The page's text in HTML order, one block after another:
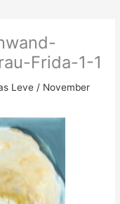
Frida-1-1
Leve / November